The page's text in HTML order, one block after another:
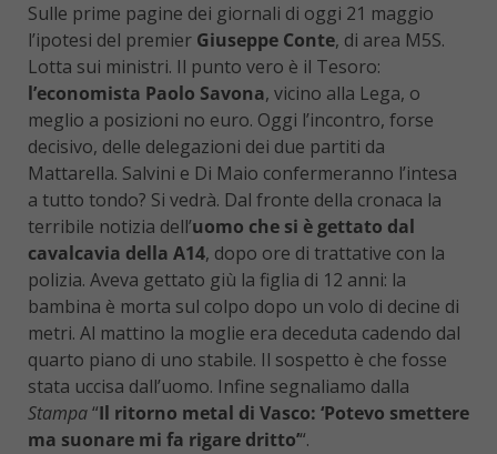
Sulle prime pagine dei giornali di oggi 21 maggio
l’ipotesi del premier Giuseppe Conte, di area M5S.
Lotta sui ministri. Il punto vero è il Tesoro:
l’economista Paolo Savona, vicino alla Lega, o
meglio a posizioni no euro. Oggi l’incontro, forse
decisivo, delle delegazioni dei due partiti da
Mattarella. Salvini e Di Maio confermeranno l’intesa
a tutto tondo? Si vedrà. Dal fronte della cronaca la
terribile notizia dell’uomo che si è gettato dal
cavalcavia della A14, dopo ore di trattative con la
polizia. Aveva gettato giù la figlia di 12 anni: la
bambina è morta sul colpo dopo un volo di decine di
metri. Al mattino la moglie era deceduta cadendo dal
quarto piano di uno stabile. Il sospetto è che fosse
stata uccisa dall’uomo. Infine segnaliamo dalla
Stampa“Il ritorno metal di Vasco: ‘Potevo smettere
ma suonare mi fa rigare dritto’“.